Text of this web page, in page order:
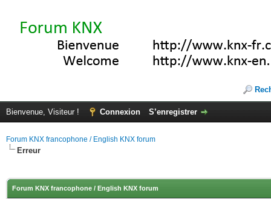
Bienvenue, Visiteur ! Connexion S’enregistrer
Forum KNX francophone / English KNX forum
Erreur
Forum KNX francophone / English KNX forum